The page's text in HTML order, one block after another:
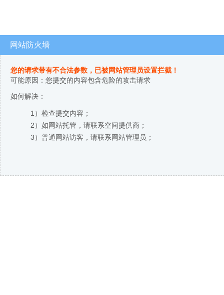
网站防火墙
您的请求带有不合法参数，已被网站管理员设置拦截！
可能原因：您提交的内容包含危险的攻击请求
如何解决：
1）检查提交内容；
2）如网站托管，请联系空间提供商；
3）普通网站访客，请联系网站管理员；